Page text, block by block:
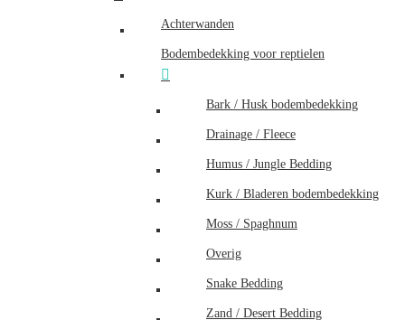
Achterwanden
Bodembedekking voor reptielen
Bark / Husk bodembedekking
Drainage / Fleece
Humus / Jungle Bedding
Kurk / Bladeren bodembedekking
Moss / Spaghnum
Overig
Snake Bedding
Zand / Desert Bedding